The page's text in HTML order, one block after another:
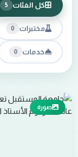
كل الفئات 5
مختبرات 0
خدمات 0
صورة